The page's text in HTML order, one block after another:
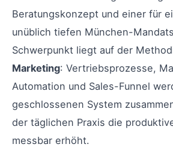
Beratungskonzept und einer für
unüblich tiefen München-
Schwerpunkt liegt auf der
Marketing: Vertriebsprozesse,
Automation und Sales-Funnel
geschlossenen System
der täglichen Praxis die
messbar erhöht.